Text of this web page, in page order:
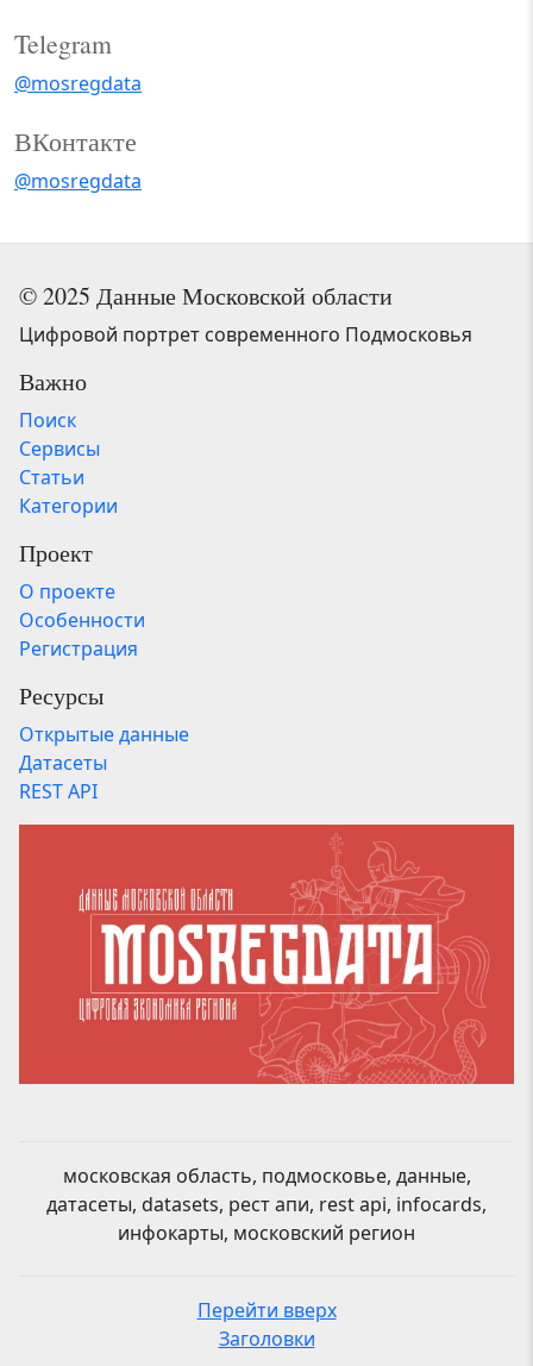
Telegram
@mosregdata
ВКонтакте
@mosregdata
© 2025 Данные Московской области
Цифровой портрет современного Подмосковья
Важно
Поиск
Сервисы
Статьи
Категории
Проект
О проекте
Особенности
Регистрация
Ресурсы
Открытые данные
Датасеты
REST API
московская область, подмосковье, данные,
датасеты, datasets, рест апи, rest api, infocards,
инфокарты, московский регион
Перейти вверх
Заголовки